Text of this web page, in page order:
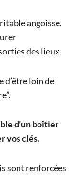
angoisse.
des lieux.
d’être loin de
d’un boîtier
vos clés.
sont renforcées